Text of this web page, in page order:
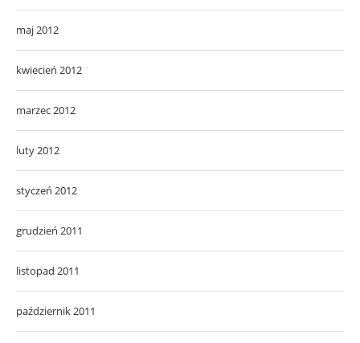
maj 2012
kwiecień 2012
marzec 2012
luty 2012
styczeń 2012
grudzień 2011
listopad 2011
październik 2011